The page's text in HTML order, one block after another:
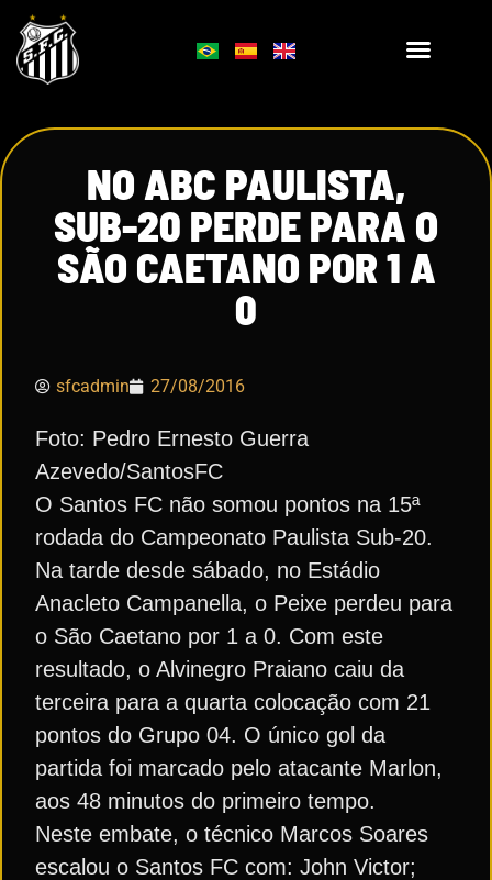
NO ABC PAULISTA,
SUB-20 PERDE PARA O
SÃO CAETANO POR 1 A
0
sfcadmin 27/08/2016
Foto: Pedro Ernesto Guerra
Azevedo/SantosFC
O Santos FC não somou pontos na 15ª
rodada do Campeonato Paulista Sub-20.
Na tarde desde sábado, no Estádio
Anacleto Campanella, o Peixe perdeu para
o São Caetano por 1 a 0. Com este
resultado, o Alvinegro Praiano caiu da
terceira para a quarta colocação com 21
pontos do Grupo 04. O único gol da
partida foi marcado pelo atacante Marlon,
aos 48 minutos do primeiro tempo.
Neste embate, o técnico Marcos Soares
escalou o Santos FC com: John Victor;